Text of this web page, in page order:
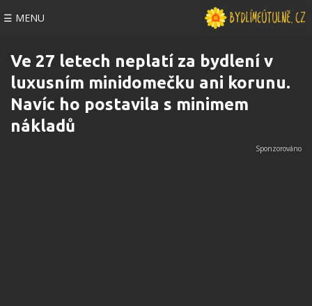
☰ MENU
Ve 27 letech neplatí za bydlení v
luxusním minidomečku ani korunu.
Navíc ho postavila s minimem
nákladů